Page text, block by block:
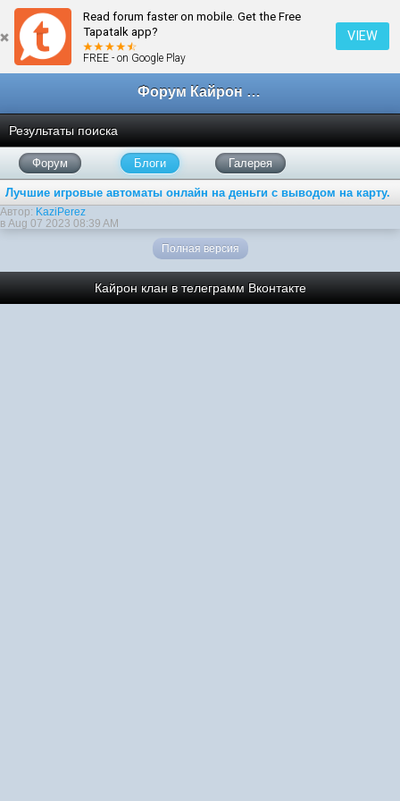
Read forum faster on mobile. Get the Free
Tapatalk app?
FREE - on Google Play
VIEW
Форум Кайрон клана
Результаты поиска
Форум Блоги Галерея
Лучшие игровые автоматы онлайн на деньги с выводом на карту.
Автор: KaziPerez
в Aug 07 2023 08:39 AM
Полная версия
Кайрон клан в телеграмм Вконтакте